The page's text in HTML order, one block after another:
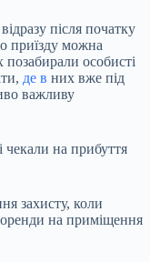
після початку
приїзду можна
особисті
де в них вже під
важливу
чекали на прибуття
захисту, коли
на приміщення